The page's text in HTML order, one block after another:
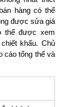
hàng có thể
được sửa giá
thể được xem
khấu. Chủ
cáo tổng thể và